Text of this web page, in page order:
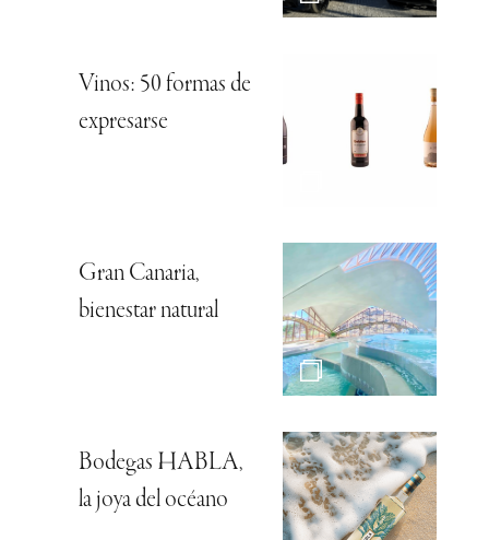
Vinos: 50 formas de
expresarse
Gran Canaria,
bienestar natural
Bodegas HABLA,
la joya del océano